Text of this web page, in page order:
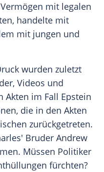
mit legalen
handelte mit
mit jungen und
wurden zuletzt
Videos und
Akten im Fall Epstein
die in den Akten
zurückgetreten.
Bruder Andrew
Müssen Politiker
fürchten?